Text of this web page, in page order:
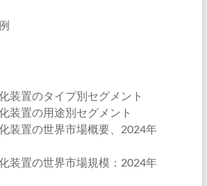
装置のタイプ別セグメント
装置の用途別セグメント
装置の世界市場概要、2024年
装置の世界市場規模：2024年